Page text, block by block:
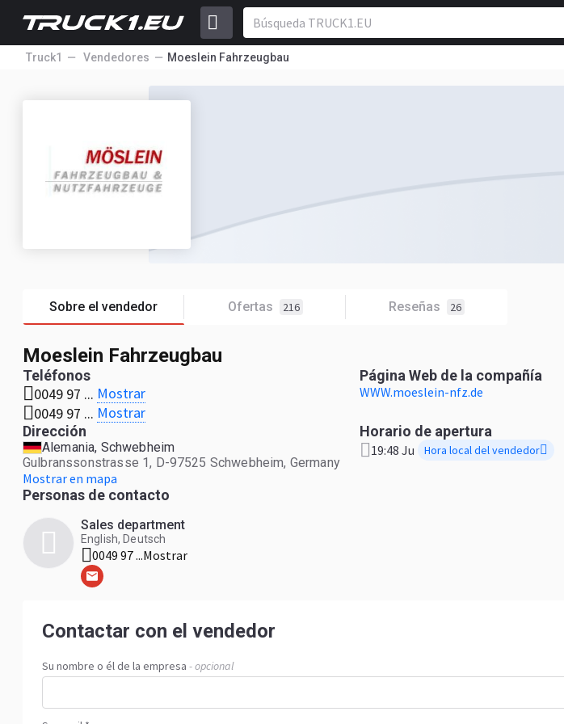
Truck1 Vendedores Moeslein Fahrzeugbau
Sobre el vendedor Ofertas 216 Reseñas 26
Moeslein Fahrzeugbau
Teléfonos
0049 97 ... Mostrar
0049 97 ... Mostrar
Página Web de la compañía
WWW.moeslein-nfz.de
Dirección
Alemania, Schwebheim
Gulbranssonstrasse 1, D-97525 Schwebheim, Germany
Mostrar en mapa
Horario de apertura
19:48 Ju Hora local del vendedor
Personas de contacto
Sales department
English, Deutsch
0049 97 ...Mostrar
Contactar con el vendedor
Su nombre o él de la empresa - opcional